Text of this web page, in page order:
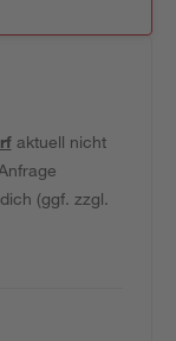
aktuell nicht
(ggf. zzgl.